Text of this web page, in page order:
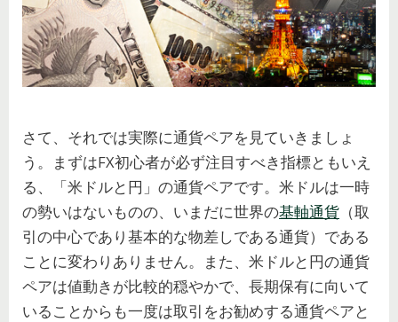
さて、それでは実際に通貨ペアを見ていきましょ
う。まずはFX初心者が必ず注目すべき指標ともいえ
る、「米ドルと円」の通貨ペアです。米ドルは一時
の勢いはないものの、いまだに世界の基軸通貨 （取
引の中心であり基本的な物差しである通貨）である
ことに変わりありません。また、米ドルと円の通貨
ペアは値動きが比較的穏やかで、長期保有に向いて
いることからも一度は取引をお勧めする通貨ペアと